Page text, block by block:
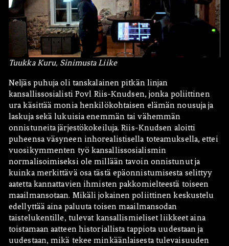
Tuukka Kuru, Sinimusta Liike
Neljäs puhuja oli tanskalainen pitkän linjan
kansallissosialisti Povl Riis-Knudsen, jonka poliittinen
ura käsittää monia henkilökohtaisen elämän nousuja ja
laskuja sekä lukuisia enemmän tai vähemmän
onnistuneita järjestökokeiluja. Riis-Knudsen aloitti
puheensa väsyneen inhorealistisella toteamuksella, ettei
vuosikymmenten työ kansallissosialismin
normalisoimiseksi ole millään tavoin onnistunut ja
kuinka merkittävä osa tästä epäonnistumisesta selittyy
aatetta kannattavien ihmisten pakkomielteestä toiseen
maailmansotaan. Mikäli jokainen poliittinen keskustelu
edellyttää aina paluuta toisen maailmansodan
taistelukentille, tulevat kansallismieliset liikkeet aina
toistamaan aatteen historiallista tappiota uudestaan ja
uudestaan, mikä tekee minkäänlaisesta tulevaisuuden